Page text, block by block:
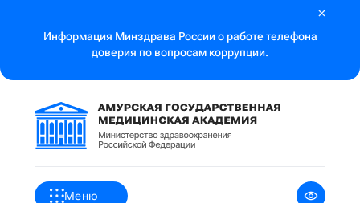
Информация Минздрава России о работе телефона
доверия по вопросам коррупции.
Меню